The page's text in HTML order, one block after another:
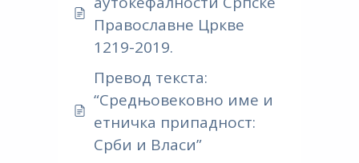
Православне Цркве
1219-2019.
Превод текста:
“Средњовековно име и
етничка припадност:
Срби и Власи”